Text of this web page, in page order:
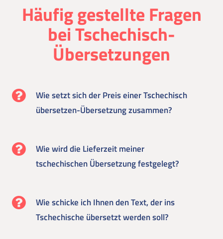
Häufig gestellte Fragen
bei Tschechisch-
Übersetzungen
Wie setzt sich der Preis einer Tschechisch
übersetzen-Übersetzung zusammen?
Wie wird die Lieferzeit meiner
tschechischen Übersetzung festgelegt?
Wie schicke ich Ihnen den Text, der ins
Tschechische übersetzt werden soll?